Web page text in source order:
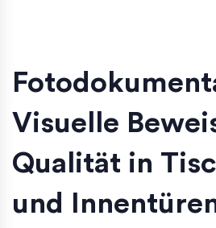
Visuelle
Qualität in
und